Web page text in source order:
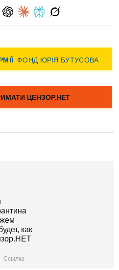
Ссылка